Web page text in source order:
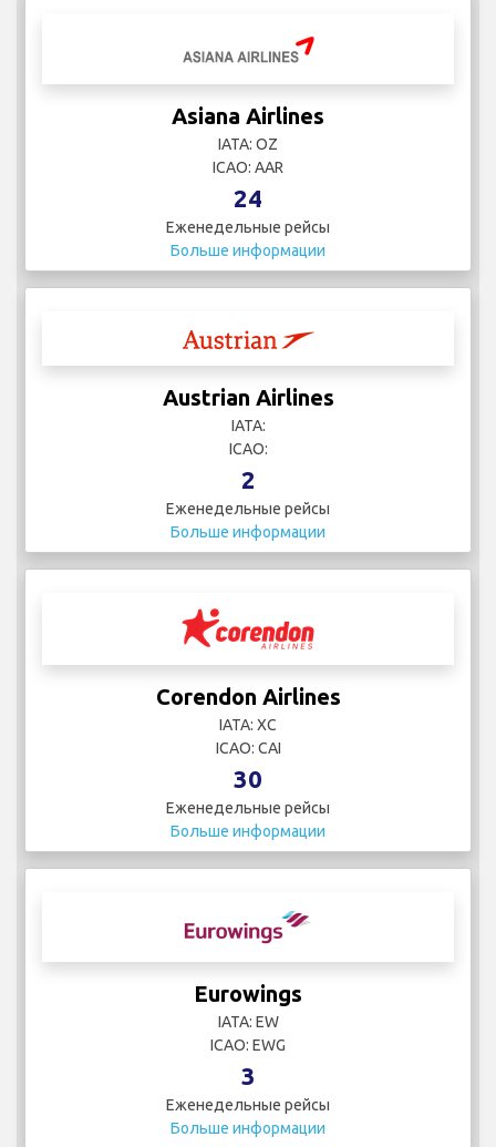
Asiana Airlines
IATA: OZ
ICAO: AAR
24
Еженедельные рейсы
Больше информации
Austrian Airlines
IATA:
ICAO:
2
Еженедельные рейсы
Больше информации
Corendon Airlines
IATA: XC
ICAO: CAI
30
Еженедельные рейсы
Больше информации
Eurowings
IATA: EW
ICAO: EWG
3
Еженедельные рейсы
Больше информации